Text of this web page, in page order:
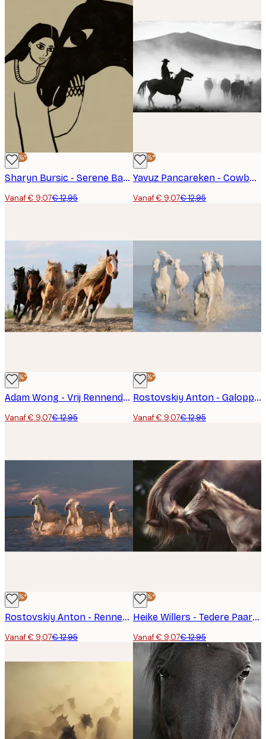
-30%*
Sharyn Bursic - Serene Band Vrouw en Paard Poster
Vanaf € 9,07€ 12,95
-30%*
Yavuz Pancareken - Cowboy met Paarden Poster
Vanaf € 9,07€ 12,95
-30%*
Adam Wong - Vrij Rennende Wilde Paarden Poster
Vanaf € 9,07€ 12,95
-30%*
Rostovskiy Anton - Galopperende Witte Paarden Poster
Vanaf € 9,07€ 12,95
-30%*
Rostovskiy Anton - Rennende Witte Paarden Poster
Vanaf € 9,07€ 12,95
-30%*
Heike Willers - Tedere Paardenband Poster
Vanaf € 9,07€ 12,95